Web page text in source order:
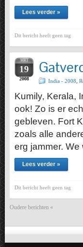
Lees verder »
Dit bericht heeft geen tag
MRT
19
2008 India - 2008
Kumily, Kerala,
ook! Zo is er
gebleven. Fort
zoals alle
erg jammer.
Lees verder »
Dit bericht heeft geen tag
Oudere berichten «